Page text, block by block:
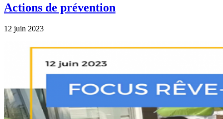
Actions de prévention
12 juin 2023